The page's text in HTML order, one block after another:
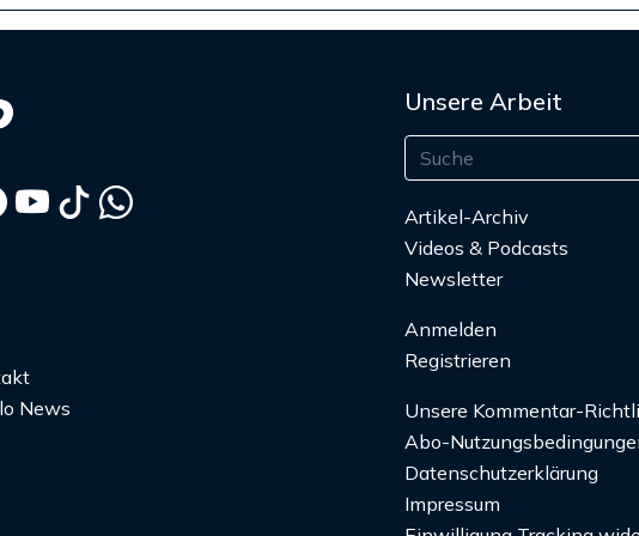
News
Unsere Arbeit
Artikel-Archiv
Videos & Podcasts
Newsletter
Anmelden
Registrieren
Unsere Kommentar-
Abo-
Datenschutzerklärung
Impressum